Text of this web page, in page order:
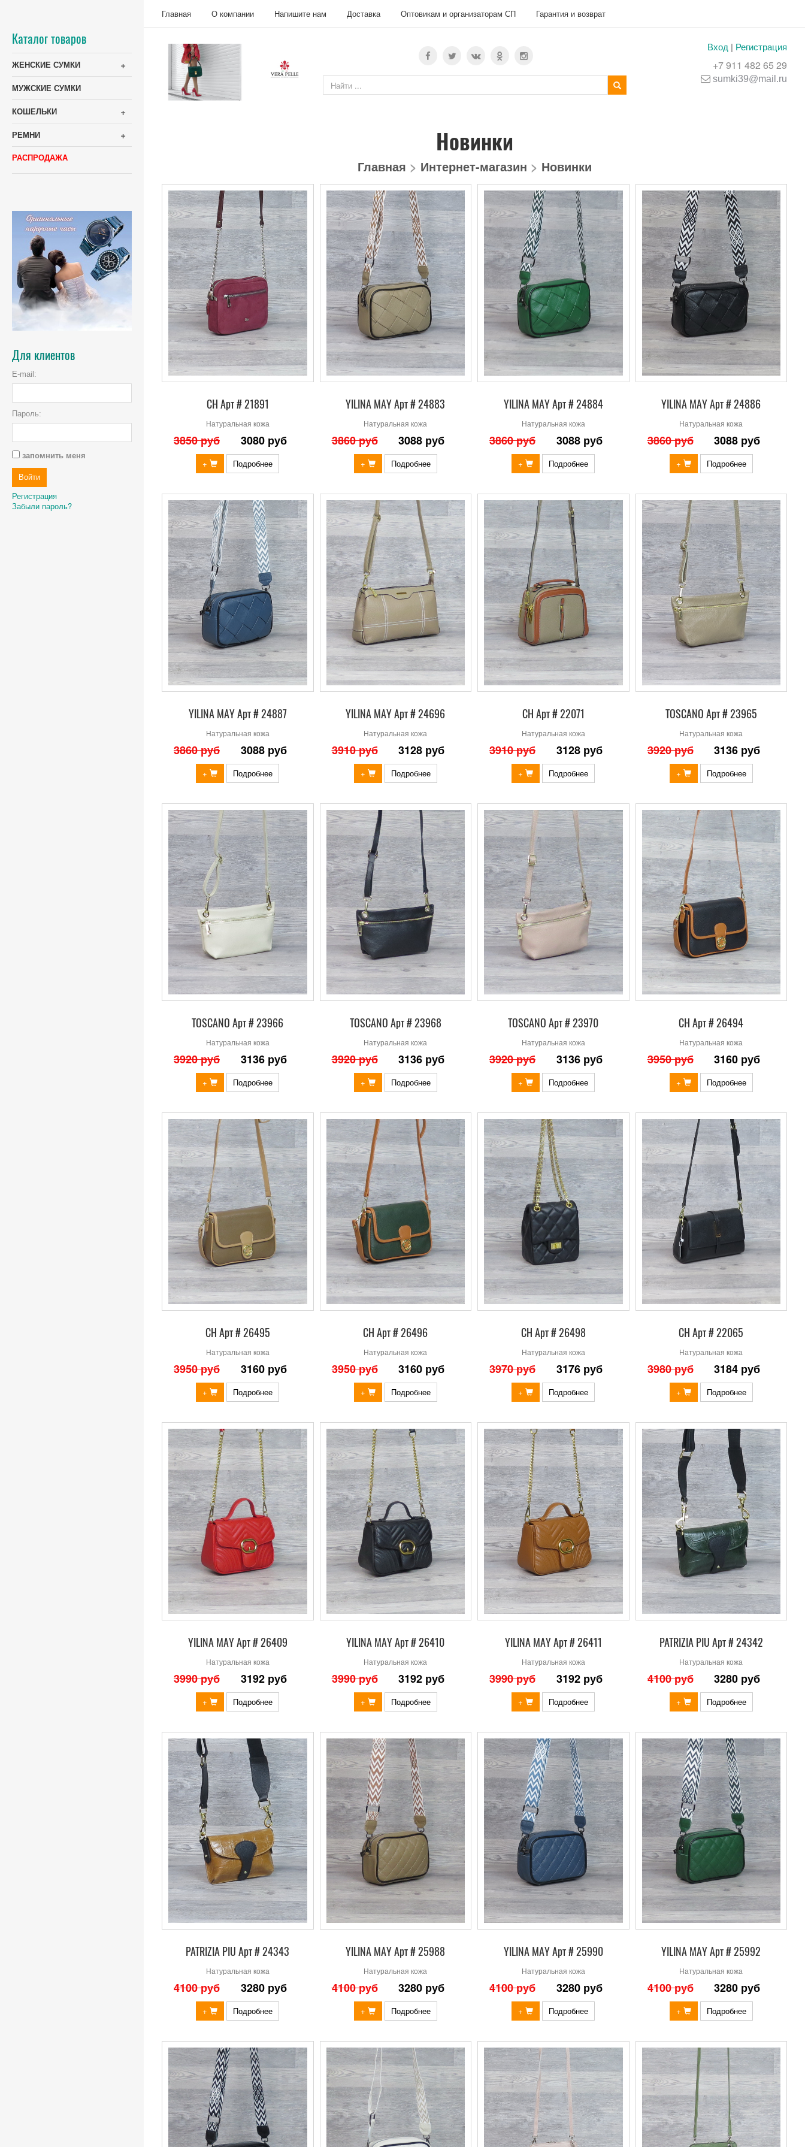
Главная О компании Напишите нам Доставка Оптовикам и организаторам СП Гарантия и возврат
Вход | Регистрация
+7 911 482 65 29
sumki39@mail.ru
Каталог товаров
+
ЖЕНСКИЕ СУМКИ
МУЖСКИЕ СУМКИ
+
КОШЕЛЬКИ
+
РЕМНИ
РАСПРОДАЖА
Для клиентов
E-mail:
Пароль:
запомнить меня
Регистрация
Забыли пароль?
Новинки
Главная > Интернет-магазин > Новинки
СН Арт # 21891
Натуральная кожа
3850 руб 3080 руб
+ Подробнее
YILINA MAY Арт # 24883
Натуральная кожа
3860 руб 3088 руб
+ Подробнее
YILINA MAY Арт # 24884
Натуральная кожа
3860 руб 3088 руб
+ Подробнее
YILINA MAY Арт # 24886
Натуральная кожа
3860 руб 3088 руб
+ Подробнее
YILINA MAY Арт # 24887
Натуральная кожа
3860 руб 3088 руб
+ Подробнее
YILINA MAY Арт # 24696
Натуральная кожа
3910 руб 3128 руб
+ Подробнее
СН Арт # 22071
Натуральная кожа
3910 руб 3128 руб
+ Подробнее
TOSCANO Арт # 23965
Натуральная кожа
3920 руб 3136 руб
+ Подробнее
TOSCANO Арт # 23966
Натуральная кожа
3920 руб 3136 руб
+ Подробнее
TOSCANO Арт # 23968
Натуральная кожа
3920 руб 3136 руб
+ Подробнее
TOSCANO Арт # 23970
Натуральная кожа
3920 руб 3136 руб
+ Подробнее
СН Арт # 26494
Натуральная кожа
3950 руб 3160 руб
+ Подробнее
СН Арт # 26495
Натуральная кожа
3950 руб 3160 руб
+ Подробнее
СН Арт # 26496
Натуральная кожа
3950 руб 3160 руб
+ Подробнее
СН Арт # 26498
Натуральная кожа
3970 руб 3176 руб
+ Подробнее
СН Арт # 22065
Натуральная кожа
3980 руб 3184 руб
+ Подробнее
YILINA MAY Арт # 26409
Натуральная кожа
3990 руб 3192 руб
+ Подробнее
YILINA MAY Арт # 26410
Натуральная кожа
3990 руб 3192 руб
+ Подробнее
YILINA MAY Арт # 26411
Натуральная кожа
3990 руб 3192 руб
+ Подробнее
PATRIZIA PIU Арт # 24342
Натуральная кожа
4100 руб 3280 руб
+ Подробнее
PATRIZIA PIU Арт # 24343
Натуральная кожа
4100 руб 3280 руб
+ Подробнее
YILINA MAY Арт # 25988
Натуральная кожа
4100 руб 3280 руб
+ Подробнее
YILINA MAY Арт # 25990
Натуральная кожа
4100 руб 3280 руб
+ Подробнее
YILINA MAY Арт # 25992
Натуральная кожа
4100 руб 3280 руб
+ Подробнее